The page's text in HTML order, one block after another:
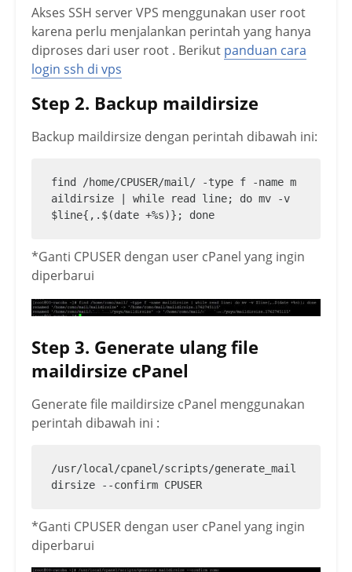
Akses SSH server VPS menggunakan user root
karena perlu menjalankan perintah yang hanya
diproses dari user root . Berikut panduan cara
login ssh di vps
Step 2. Backup maildirsize
Backup maildirsize dengan perintah dibawah ini:
find /home/CPUSER/mail/ -type f -name m
aildirsize | while read line; do mv -v
$line{,.$(date +%s)}; done
*Ganti CPUSER dengan user cPanel yang ingin
diperbarui
Step 3. Generate ulang file
maildirsize cPanel
Generate file maildirsize cPanel menggunakan
perintah dibawah ini :
/usr/local/cpanel/scripts/generate_mail
dirsize --confirm CPUSER
*Ganti CPUSER dengan user cPanel yang ingin
diperbarui